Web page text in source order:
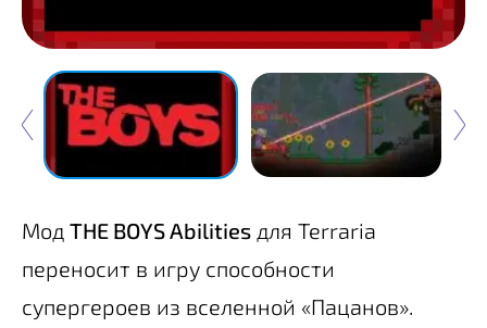
Мод THE BOYS Abilities для Terraria
переносит в игру способности
супергероев из вселенной «Пацанов».